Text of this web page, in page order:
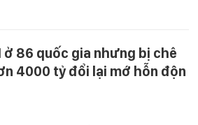
ở 86 quốc gia nhưng bị chê
4000 tỷ đổi lại mớ hỗn độn